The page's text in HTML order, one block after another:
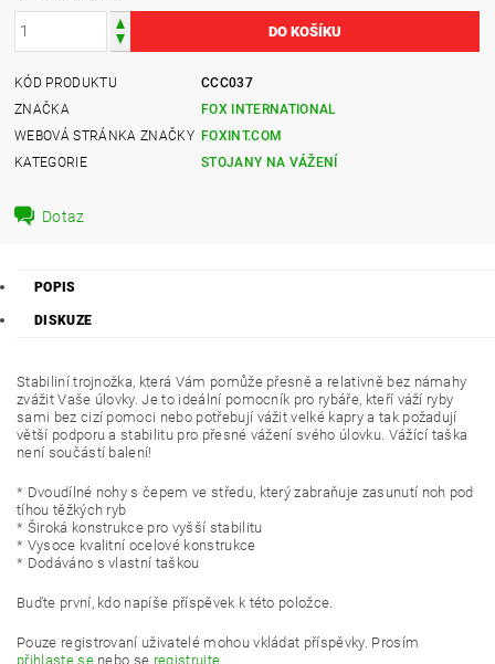
KÓD PRODUKTU
CCC037
ZNAČKA
FOX INTERNATIONAL
WEBOVÁ STRÁNKA ZNAČKY FOXINT.COM
KATEGORIE
STOJANY NA VÁŽENÍ
Dotaz
POPIS
DISKUZE
Stabiliní trojnožka, která Vám pomůže přesně a relativně bez námahy
zvážit Vaše úlovky. Je to ideální pomocník pro rybáře, kteří váží ryby
sami bez cizí pomoci nebo potřebují vážit velké kapry a tak požadují
větší podporu a stabilitu pro přesné vážení svého úlovku. Vážící taška
není součástí balení!
* Dvoudílné nohy s čepem ve středu, který zabraňuje zasunutí noh pod
tíhou těžkých ryb
* Široká konstrukce pro vyšší stabilitu
* Vysoce kvalitní ocelové konstrukce
* Dodáváno s vlastní taškou
Buďte první, kdo napíše příspěvek k této položce.
Pouze registrovaní uživatelé mohou vkládat příspěvky. Prosím
přihlaste senebo se registrujte